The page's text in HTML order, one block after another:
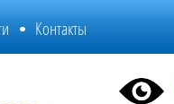
Контакты